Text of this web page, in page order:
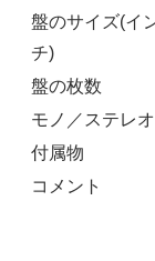
盤のサイズ(イ
チ)
盤の枚数
モノ／ステレオ
付属物
コメント